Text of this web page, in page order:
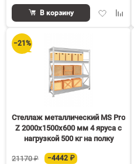
Добавить
В корзину
−21%
Стеллаж металлический MS Pro
Z 2000х1500х600 мм 4 яруса с
нагрузкой 500 кг на полку
21170 ₽ −4442 ₽